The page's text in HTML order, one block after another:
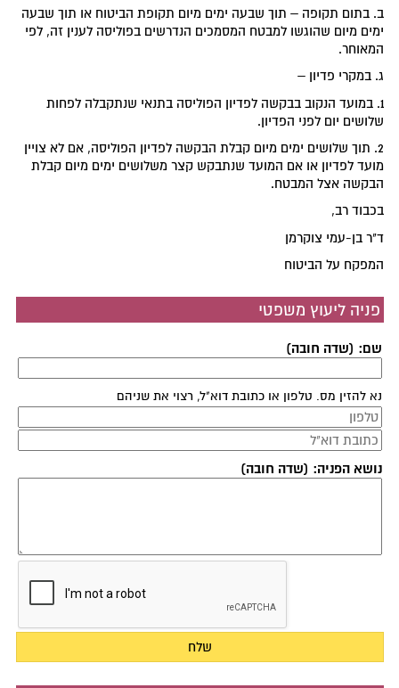
ב. בתום תקופה – תוך שבעה ימים מיום תקופת הביטוח או תוך שבעה
ימים מיום שהוגשו למבטח המסמכים הנדרשים בפוליסה לענין זה, לפי
המאוחר.
ג. במקרי פדיון –
1. במועד הנקוב בבקשה לפדיון הפוליסה בתנאי שנתקבלה לפחות
שלושים יום לפני הפדיון.
2. תוך שלושים ימים מיום קבלת הבקשה לפדיון הפוליסה, אם לא צויין
מועד לפדיון או אם המועד שנתבקש קצר משלושים ימים מיום קבלת
הבקשה אצל המבטח.
בכבוד רב,
ד"ר בן-עמי צוקרמן
המפקח על הביטוח
פניה ליעוץ משפטי
שם: (שדה חובה)
נא להזין מס. טלפון או כתובת דוא"ל, רצוי את שניהם
נושא הפניה: (שדה חובה)